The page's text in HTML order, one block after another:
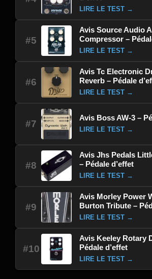
LIRE LE TEST →
#5
Avis Source Audio
Compressor –
LIRE LE TEST →
#6
Avis Tc Electronic
Reverb – Pédale
LIRE LE TEST →
#7
Avis Boss AW-3 –
LIRE LE TEST →
#8
Avis Jhs Pedals
– Pédale d’effet
LIRE LE TEST →
#9
Avis Morley Power
Burton Tribute –
LIRE LE TEST →
#10
Avis Keeley Rotary
Pédale d’effet
LIRE LE TEST →